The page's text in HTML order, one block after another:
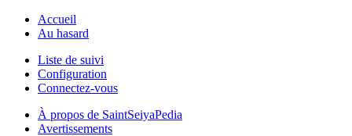
Accueil
Au hasard
Liste de suivi
Configuration
Connectez-vous
À propos de SaintSeiyaPedia
Avertissements